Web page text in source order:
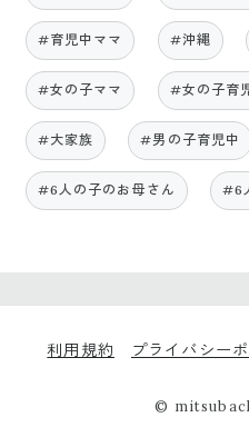
#育児中ママ #沖縄
#女の子ママ #女の子育
#大家族 #男の子育児中
#6人の子のお母さん #6
利用規約 プライバシー
©